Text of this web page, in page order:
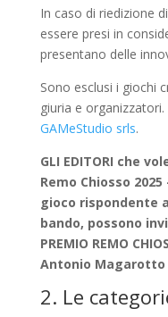
In caso di riedizione
essere presi in
presentano delle
Sono esclusi i giochi
giuria e
GAMeStudio srls.
GLI EDITORI che
Remo Chiosso
gioco rispondente
bando, possono
PREMIO REMO
Antonio Magarotto
2. Le